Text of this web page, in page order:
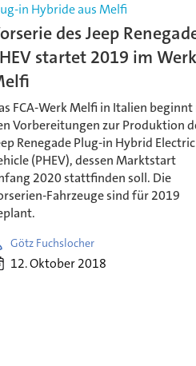
in Hybride aus Melfi
des Jeep
startet 2019 im Werk
FCA-Werk Melfi in Italien
Vorbereitungen zur Produktion
Renegade Plug-in Hybrid Electric
(PHEV), dessen Marktstart
2020 stattfinden soll. Die
Fahrzeuge sind für 2019
Götz Fuchslocher
12. Oktober 2018